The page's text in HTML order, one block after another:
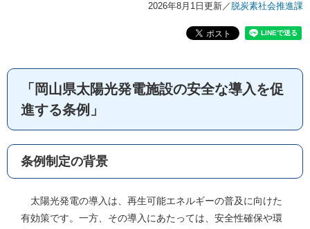
2026年8月1日更新／ 脱炭素社会推進課
「岡山県太陽光発電施設の安全な導入を促
進する条例」
条例制定の背景
太陽光発電の導入は、再生可能エネルギーの普及に向けた
有効策です。一方、その導入にあたっては、安全性確保や環